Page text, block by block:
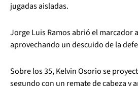
jugadas aisladas.
Jorge Luis Ramos abrió el marcador
aprovechando un descuido de la
Sobre los 35, Kelvin Osorio se
segundo con un remate de cabeza y